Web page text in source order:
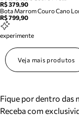
R$ 379,90
Bota Marrom Couro Cano
R$ 799,90
experimente
Veja mais produtos
Fique por dentro das
Receba com